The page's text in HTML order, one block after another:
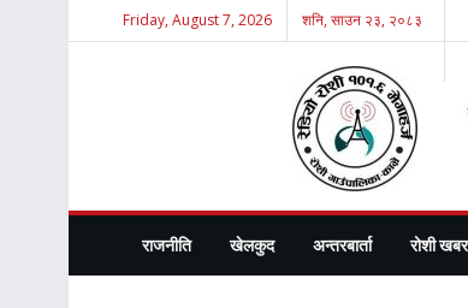
Friday, August 7, 2026 शनि, साउन २३, २०८३
राजनीति खेलकुद अन्तरबार्ता रोशी खबर